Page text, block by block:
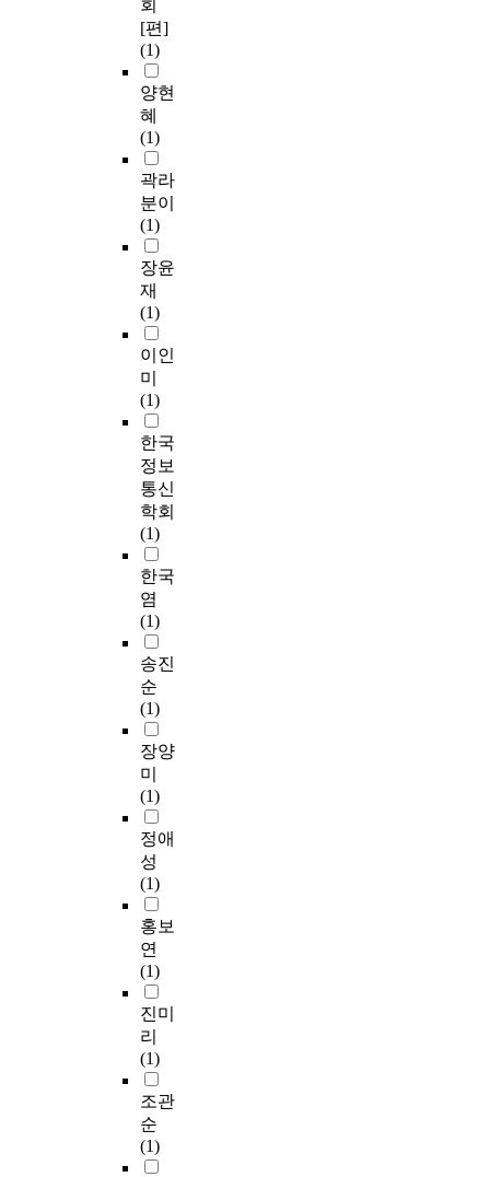
회
[편]
(1)
양현
혜
(1)
곽라
분이
(1)
장윤
재
(1)
이인
미
(1)
한국
정보
통신
학회
(1)
한국
염
(1)
송진
순
(1)
장양
미
(1)
정애
성
(1)
홍보
연
(1)
진미
리
(1)
조관
순
(1)